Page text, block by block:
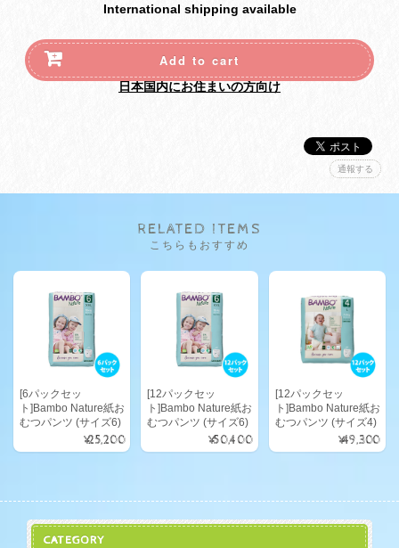
International shipping available
Add to cart
日本国内にお住まいの方向け
通報する
RELATED ITEMS
こちらもおすすめ
[6パックセッ
ト]Bambo Nature紙お
むつパンツ (サイズ6)
¥25,200
[12パックセッ
ト]Bambo Nature紙お
むつパンツ (サイズ6)
¥50,400
[12パックセッ
ト]Bambo Nature紙お
むつパンツ (サイズ4)
¥49,300
CATEGORY